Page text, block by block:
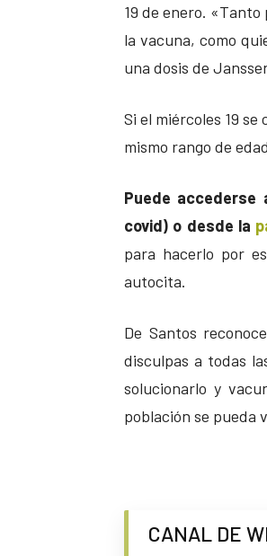
19 de enero.
la vacuna, como
una dosis de
Si el miércoles 19
mismo rango de
Puede
covid) o desde la
para hacerlo por
autocita.
De Santos
disculpas a todas
solucionarlo y
población se pueda
CANAL DE